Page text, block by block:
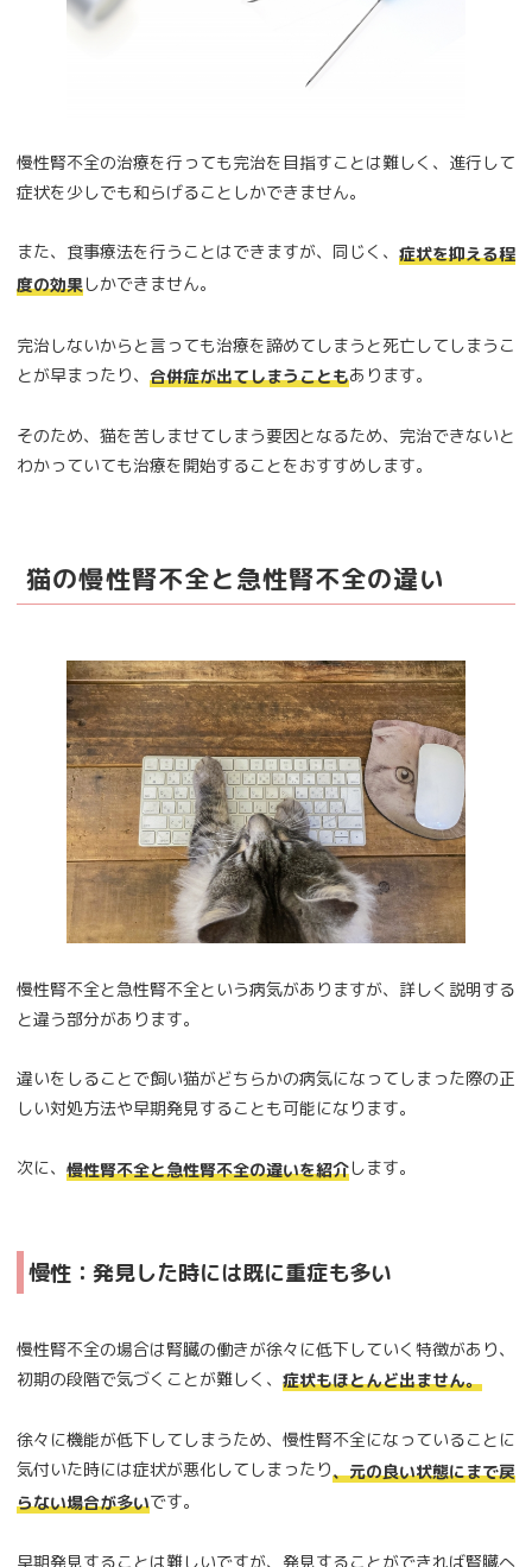
慢性腎不全の治療を行っても完治を目指すことは難しく、進行して
症状を少しでも和らげることしかできません。
また、食事療法を行うことはできますが、同じく、 症状を抑える程
度の効果しかできません。
完治しないからと言っても治療を諦めてしまうと死亡してしまうこ
とが早まったり、 合併症が出てしまうこともあります。
そのため、猫を苦しませてしまう要因となるため、完治できないと
わかっていても治療を開始することをおすすめします。
猫の慢性腎不全と急性腎不全の違い
慢性腎不全と急性腎不全という病気がありますが、詳しく説明する
と違う部分があります。
違いをしることで飼い猫がどちらかの病気になってしまった際の正
しい対処方法や早期発見することも可能になります。
次に、 慢性腎不全と急性腎不全の違いを紹介します。
慢性：発見した時には既に重症も多い
慢性腎不全の場合は腎臓の働きが徐々に低下していく特徴があり、
初期の段階で気づくことが難しく、 症状もほとんど出ません。
徐々に機能が低下してしまうため、慢性腎不全になっていることに
気付いた時には症状が悪化してしまったり、元の良い状態にまで戻
らない場合が多いです。
早期発見することは難しいですが、発見することができれば腎臓へ